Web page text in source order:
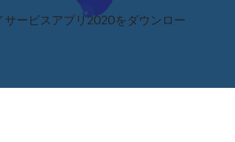
サービスアプリ2020をダウンロー